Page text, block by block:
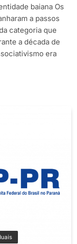
baiana Os
a passos
categoria que
a década de
era